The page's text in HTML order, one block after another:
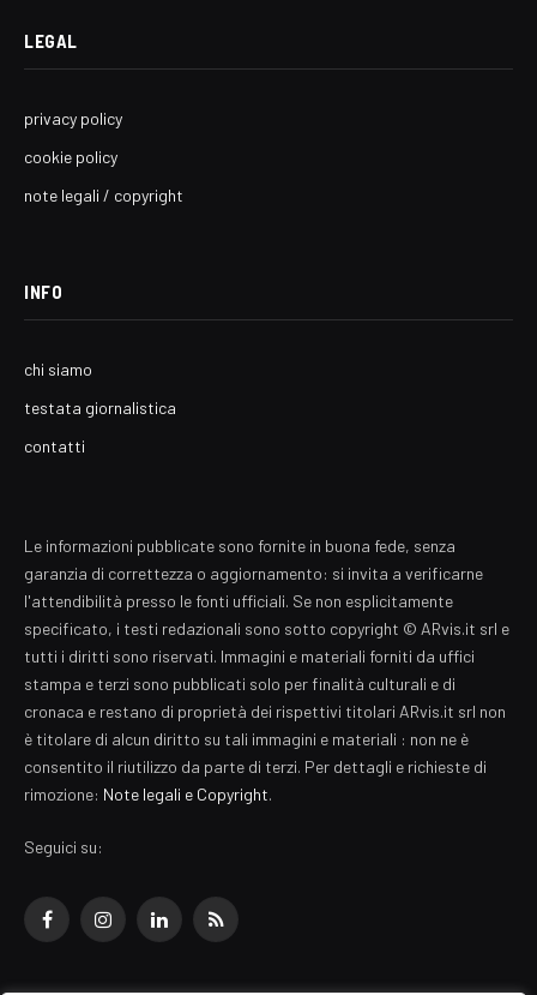
LEGAL
privacy policy
cookie policy
note legali / copyright
INFO
chi siamo
testata giornalistica
contatti
Le informazioni pubblicate sono fornite in buona fede, senza
garanzia di correttezza o aggiornamento: si invita a verificarne
l'attendibilità presso le fonti ufficiali. Se non esplicitamente
specificato, i testi redazionali sono sotto copyright © ARvis.it srl e
tutti i diritti sono riservati. Immagini e materiali forniti da uffici
stampa e terzi sono pubblicati solo per finalità culturali e di
cronaca e restano di proprietà dei rispettivi titolari ARvis.it srl non
è titolare di alcun diritto su tali immagini e materiali : non ne è
consentito il riutilizzo da parte di terzi. Per dettagli e richieste di
rimozione: Note legali e Copyright.
Seguici su:
FacebookInstagramLinkedInRSS